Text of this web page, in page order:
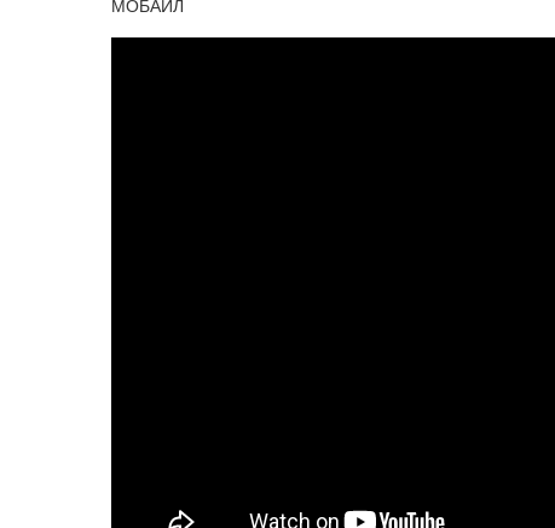
МОБАЙЛ